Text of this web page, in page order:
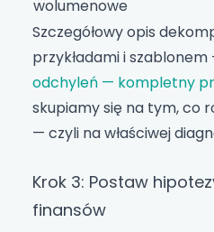
wolumenowe
Szczegółowy opis
przykładami i szablonem
odchyleń — kompletny
skupiamy się na tym, co
— czyli na właściwej
Krok 3: Postaw
finansów